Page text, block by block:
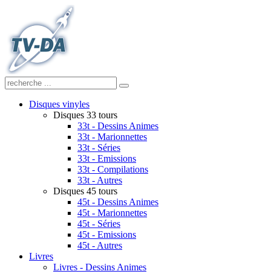
Disques vinyles
Disques 33 tours
33t - Dessins Animes
33t - Marionnettes
33t - Séries
33t - Emissions
33t - Compilations
33t - Autres
Disques 45 tours
45t - Dessins Animes
45t - Marionnettes
45t - Séries
45t - Emissions
45t - Autres
Livres
Livres - Dessins Animes